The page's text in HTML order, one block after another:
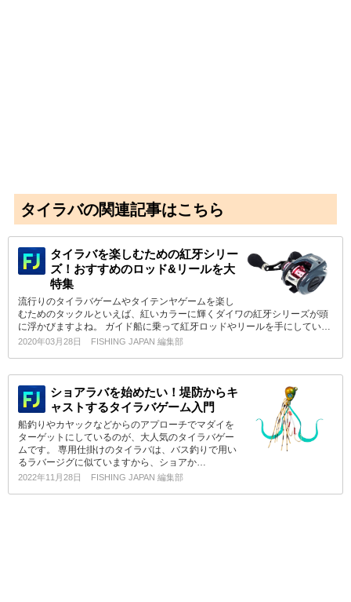
タイラバの関連記事はこちら
タイラバを楽しむための紅牙シリー
ズ！おすすめのロッド&リールを大
特集
流行りのタイラバゲームやタイテンヤゲームを楽し
むためのタックルといえば、紅いカラーに輝くダイワの紅牙シリーズが頭
に浮かびますよね。 ガイド船に乗って紅牙ロッドやリールを手にしてい…
2020年03月28日 FISHING JAPAN 編集部
ショアラバを始めたい！堤防からキ
ャストするタイラバゲーム入門
船釣りやカヤックなどからのアプローチでマダイを
ターゲットにしているのが、大人気のタイラバゲー
ムです。 専用仕掛けのタイラバは、バス釣りで用い
るラバージグに似ていますから、ショアか…
2022年11月28日 FISHING JAPAN 編集部